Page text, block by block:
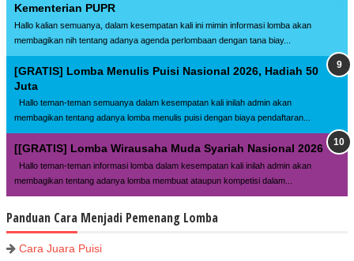
Kementerian PUPR
Hallo kalian semuanya, dalam kesempatan kali ini mimin informasi lomba akan
membagikan nih tentang adanya agenda perlombaan dengan tana biay...
[GRATIS] Lomba Menulis Puisi Nasional 2026, Hadiah 50
Juta
Hallo teman-teman semuanya dalam kesempatan kali inilah admin akan
membagikan tentang adanya lomba menulis puisi dengan biaya pendaftaran...
[[GRATIS] Lomba Wirausaha Muda Syariah Nasional 2026
Hallo teman-teman informasi lomba dalam kesempatan kali inilah admin akan
membagikan tentang adanya lomba membuat ataupun kompetisi dalam...
Panduan Cara Menjadi Pemenang Lomba
Cara Juara Puisi